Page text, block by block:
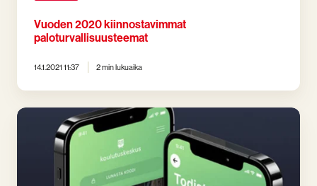
Vuoden 2020 kiinnostavimmat
paloturvallisuusteemat
14.1.2021 11:37 2 min lukuaika
Uudenmaan
Koulutuskeskus